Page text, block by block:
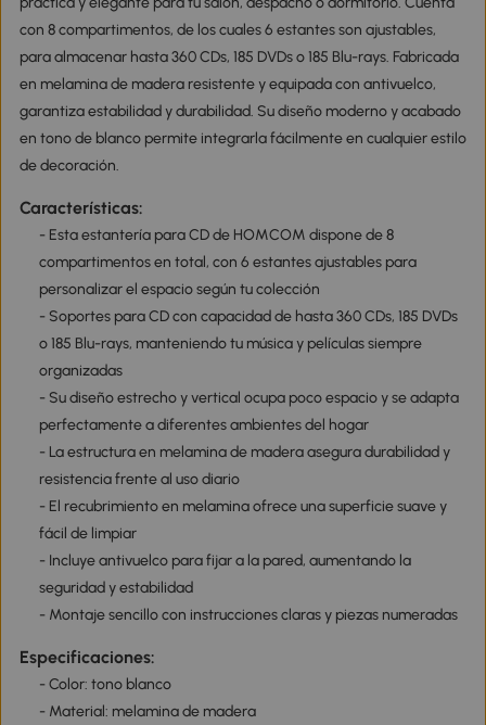
con 8 compartimentos, de los cuales 6 estantes son ajustables,
para almacenar hasta 360 CDs, 185 DVDs o 185 Blu-rays. Fabricada
en melamina de madera resistente y equipada con antivuelco,
garantiza estabilidad y durabilidad. Su diseño moderno y acabado
en tono de blanco permite integrarla fácilmente en cualquier estilo
de decoración.
Características:
- Esta estantería para CD de HOMCOM dispone de 8
compartimentos en total, con 6 estantes ajustables para
personalizar el espacio según tu colección
- Soportes para CD con capacidad de hasta 360 CDs, 185 DVDs
o 185 Blu-rays, manteniendo tu música y películas siempre
organizadas
- Su diseño estrecho y vertical ocupa poco espacio y se adapta
perfectamente a diferentes ambientes del hogar
- La estructura en melamina de madera asegura durabilidad y
resistencia frente al uso diario
- El recubrimiento en melamina ofrece una superficie suave y
fácil de limpiar
- Incluye antivuelco para fijar a la pared, aumentando la
seguridad y estabilidad
- Montaje sencillo con instrucciones claras y piezas numeradas
Especificaciones:
- Color: tono blanco
- Material: melamina de madera